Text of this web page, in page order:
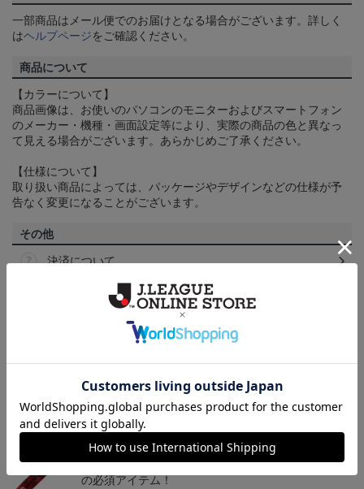
一部商品はメール便でのお届けとなる場合がございます。詳しく
はヘルプページをご確認ください。
商品について
【カラーについて】
商品画像は、お使いのパソコンのモニターおよびスマートフォン
のメーカー・機種・画面設定等により、実際の商品の色と異なっ
て見える場合がございます。あらかじめご了承ください。
【仕様について】
取り扱い商品によっては、パッケージやデザインなどの仕様が予
告なく変更になることがございます。
その他
決済について
ギフト対応について
トピックス
札幌
こだわりのデザインに注目！タオルマフラーは応援
の必須アイテム！